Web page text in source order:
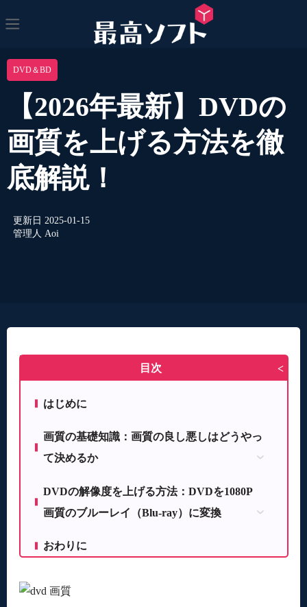
DVD＆BD
【2026年最新】DVDの
画質を上げる方法を徹
底解説！
更新日 2025-01-15
管理人 Aoi
目次 >
はじめに
画質の基礎知識：画質の良し悪しはどうやっ
て決めるか
解像度の比較
まめ知識
DVDの解像度を上げる方法：DVDを1080P
画質のブルーレイ（Blu-ray）に変換
ブルーレイにも種類があるの？
DVDをブルーレイに変換する方法
おわりに